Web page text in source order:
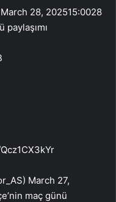
28, 202515:0028
paylaşımı
March 27,
maç günü